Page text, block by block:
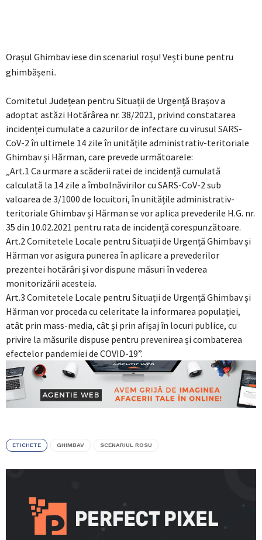
Orașul Ghimbav iese din scenariul roșu! Vești bune pentru
ghimbășeni..
Comitetul Județean pentru Situații de Urgență Brașov a
adoptat astăzi Hotărârea nr. 38/2021, privind constatarea
incidenței cumulate a cazurilor de infectare cu virusul SARS-
CoV-2 în ultimele 14 zile în unitățile administrativ-teritoriale
Ghimbav și Hărman, care prevede următoarele:
„Art.1 Ca urmare a scăderii ratei de incidență cumulată
calculată la 14 zile a îmbolnăvirilor cu SARS-CoV-2 sub
valoarea de 3/1000 de locuitori, în unitățile administrativ-
teritoriale Ghimbav și Hărman se vor aplica prevederile H.G. nr.
35 din 10.02.2021 pentru rata de incidență corespunzătoare.
Art.2 Comitetele Locale pentru Situații de Urgență Ghimbav și
Hărman vor asigura punerea în aplicare a prevederilor
prezentei hotărâri și vor dispune măsuri în vederea
monitorizării acesteia.
Art.3 Comitetele Locale pentru Situații de Urgență Ghimbav și
Hărman vor proceda cu celeritate la informarea populației,
atât prin mass-media, cât și prin afișaj în locuri publice, cu
privire la măsurile dispuse pentru prevenirea și combaterea
efectelor pandemiei de COVID-19”.
ETICHETE GHIMBAV SCENARIUL ROSU